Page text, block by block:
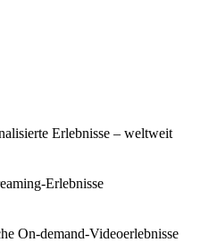
Erlebnisse – weltweit
Erlebnisse
On-demand-Videoerlebnisse